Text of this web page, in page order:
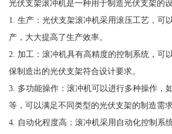
光伏支架滚冲机是一种用于制造光伏支架的
1. 生产：光伏支架滚冲机采用滚压工艺，可
产，大大提高了生产效率。
2. 加工：滚冲机具有高精度的控制系统，可
保制造出的光伏支架符合设计要求。
3. 多功能操作：滚冲机可以进行多种操作，
等，可以满足不同类型的光伏支架的制造需求
4. 自动化程度高：滚冲机采用自动化控制系